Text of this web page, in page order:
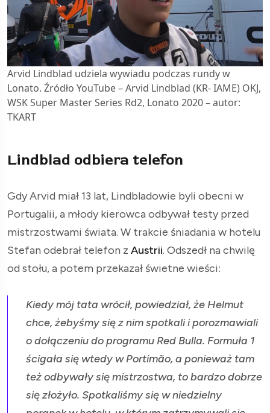
Arvid Lindblad udziela wywiadu podczas rundy w
Lonato. Źródło YouTube – Arvid Lindblad (KR- IAME) OKJ,
WSK Super Master Series Rd2, Lonato 2020 – autor:
TKART
Lindblad odbiera telefon
Gdy Arvid miał 13 lat, Lindbladowie byli obecni w
Portugalii, a młody kierowca odbywał testy przed
mistrzostwami świata. W trakcie śniadania w hotelu
Stefan odebrał telefon z Austrii. Odszedł na chwilę
od stołu, a potem przekazał świetne wieści:
Kiedy mój tata wrócił, powiedział, że Helmut
chce, żebyśmy się z nim spotkali i porozmawiali
o dołączeniu do programu Red Bulla. Formuła 1
ścigała się wtedy w Portimão, a ponieważ tam
też odbywały się mistrzostwa, to bardzo dobrze
się złożyło. Spotkaliśmy się w niedzielny